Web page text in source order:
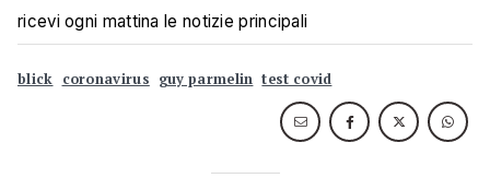
ricevi ogni mattina le notizie principali
blick coronavirus guy parmelin test covid